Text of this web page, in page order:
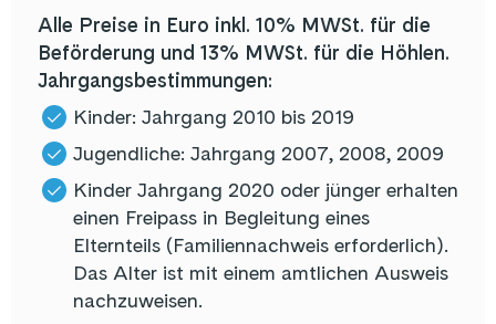
Alle Preise in Euro inkl. 10% MWSt. für die
Beförderung und 13% MWSt. für die Höhlen.
Jahrgangsbestimmungen:
Kinder: Jahrgang 2010 bis 2019
Jugendliche: Jahrgang 2007, 2008, 2009
Kinder Jahrgang 2020 oder jünger erhalten
einen Freipass in Begleitung eines
Elternteils (Familiennachweis erforderlich).
Das Alter ist mit einem amtlichen Ausweis
nachzuweisen.